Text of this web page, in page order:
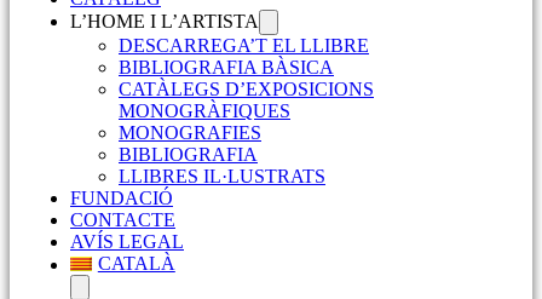
L’HOME I L’ARTISTA
DESCARREGA’T EL LLIBRE
BIBLIOGRAFIA BÀSICA
CATÀLEGS D’EXPOSICIONS
MONOGRÀFIQUES
MONOGRAFIES
BIBLIOGRAFIA
LLIBRES IL·LUSTRATS
FUNDACIÓ
CONTACTE
AVÍS LEGAL
CATALÀ